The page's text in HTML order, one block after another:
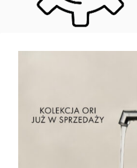
DANE
Słuchawka prysznicowa z 3
zapewnia komfortowe
potrzeb. Wyposażona w
przepływu Z, łączy
uniwersalna konstrukcja
większości systemów